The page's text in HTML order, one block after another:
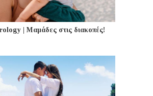
| Μαμάδες στις διακοπές!